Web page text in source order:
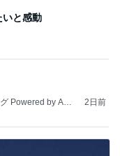
いと感動
Powered by Ame
2日前